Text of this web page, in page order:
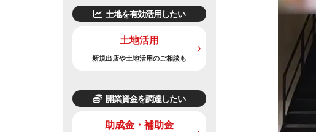
土地を有効活用したい
土地活用
新規出店や土地活用のご相談も
開業資金を調達したい
助成金・補助金